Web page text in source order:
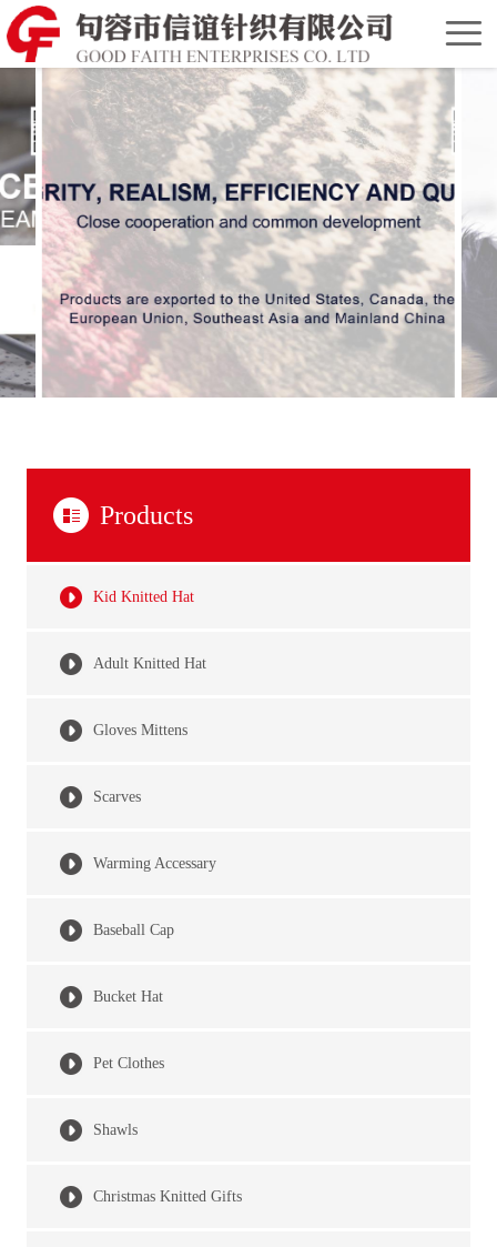
Home
Chinese
Version
Products
Kid Knitted Hat
Adult Knitted Hat
Gloves Mittens
Scarves
Warming Accessary
Baseball Cap
Bucket Hat
Pet Clothes
Shawls
Christmas Knitted Gifts